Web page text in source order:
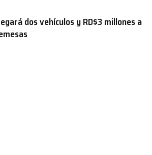
dos vehículos y RD$3 millones a